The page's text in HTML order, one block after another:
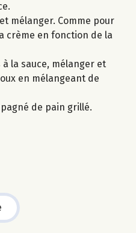
mélanger. Comme pour
crème en fonction de la
la sauce, mélanger et
en mélangeant de
de pain grillé.